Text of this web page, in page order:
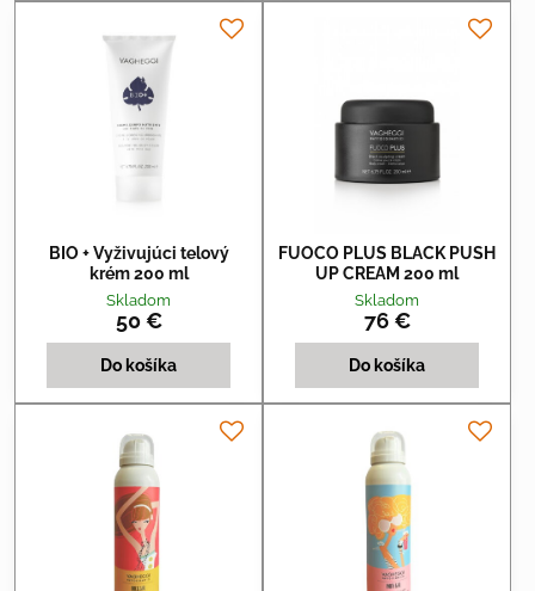
BIO + Vyživujúci telový
krém 200 ml
Skladom
50 €
Do košíka
FUOCO PLUS BLACK PUSH
UP CREAM 200 ml
Skladom
76 €
Do košíka